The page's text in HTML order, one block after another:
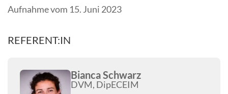
Aufnahme vom 15. Juni 2023
REFERENT:IN
Bianca Schwarz
DVM, DipECEIM